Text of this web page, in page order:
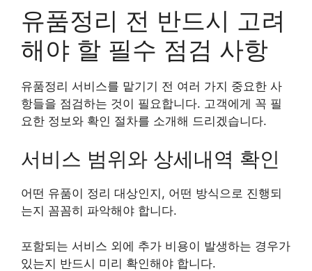
유품정리 전 반드시 고려
해야 할 필수 점검 사항
유품정리 서비스를 맡기기 전 여러 가지 중요한 사
항들을 점검하는 것이 필요합니다. 고객에게 꼭 필
요한 정보와 확인 절차를 소개해 드리겠습니다.
서비스 범위와 상세내역 확인
어떤 유품이 정리 대상인지, 어떤 방식으로 진행되
는지 꼼꼼히 파악해야 합니다.
포함되는 서비스 외에 추가 비용이 발생하는 경우가
있는지 반드시 미리 확인해야 합니다.